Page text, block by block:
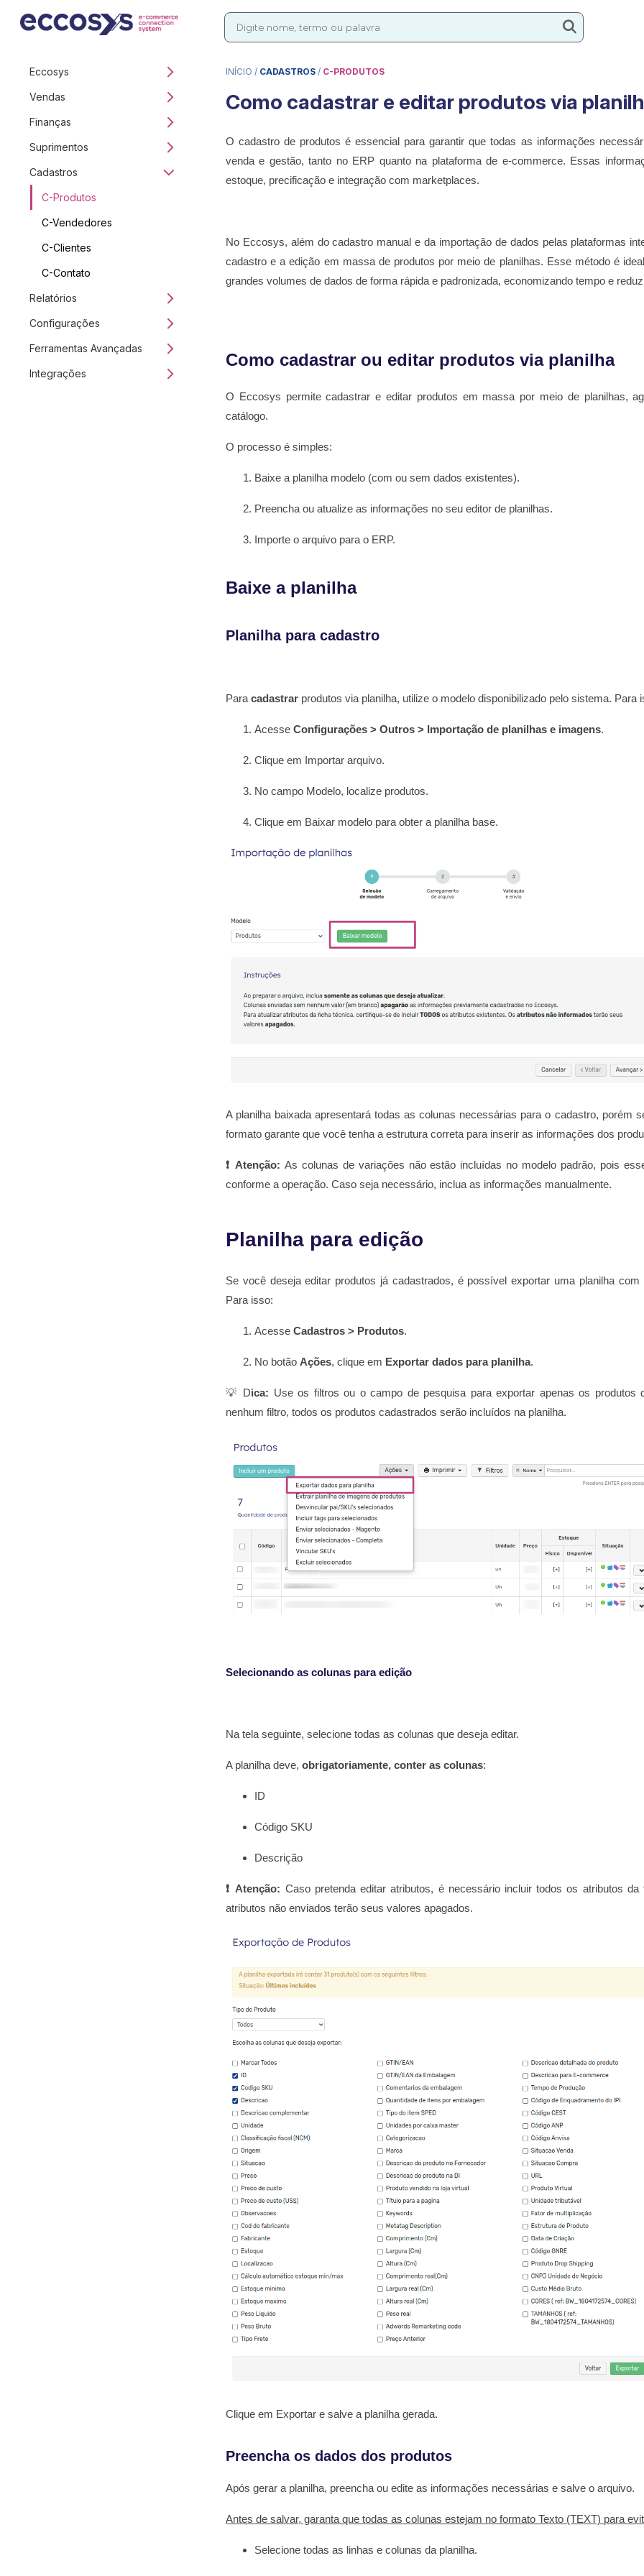
Eccosys
Vendas
Finanças
Suprimentos
Cadastros
C-Produtos
C-Vendedores
C-Clientes
C-Contato
Relatórios
Configurações
Ferramentas Avançadas
Integrações
INÍCIO / CADASTROS / C-PRODUTOS
Como cadastrar e editar produtos via
O cadastro de produtos é essencial para garantir que todas as informações
venda e gestão, tanto no ERP quanto na plataforma de e-commerce. Essas
estoque, precificação e integração com marketplaces.
No Eccosys, além do cadastro manual e da importação de dados pelas plataformas
cadastro e a edição em massa de produtos por meio de planilhas. Esse método é
grandes volumes de dados de forma rápida e padronizada, economizando tempo e
Como cadastrar ou editar produtos via planilha
O Eccosys permite cadastrar e editar produtos em massa por meio de planilhas,
catálogo.
O processo é simples:
Baixe a planilha modelo (com ou sem dados existentes).
Preencha ou atualize as informações no seu editor de planilhas.
Importe o arquivo para o ERP.
Baixe a planilha
Planilha para cadastro
Para cadastrar produtos via planilha, utilize o modelo disponibilizado pelo sistema. Para
Acesse Configurações > Outros > Importação de planilhas e imagens.
Clique em Importar arquivo.
No campo Modelo, localize produtos.
Clique em Baixar modelo para obter a planilha base.
A planilha baixada apresentará todas as colunas necessárias para o cadastro, porém
formato garante que você tenha a estrutura correta para inserir as informações dos
❗ Atenção: As colunas de variações não estão incluídas no modelo padrão, pois
conforme a operação. Caso seja necessário, inclua as informações manualmente.
Planilha para edição
Se você deseja editar produtos já cadastrados, é possível exportar uma planilha
Para isso:
Acesse Cadastros > Produtos.
No botão Ações, clique em Exportar dados para planilha.
💡 Dica: Use os filtros ou o campo de pesquisa para exportar apenas os produtos
nenhum filtro, todos os produtos cadastrados serão incluídos na planilha.
Selecionando as colunas para edição
Na tela seguinte, selecione todas as colunas que deseja editar.
A planilha deve, obrigatoriamente, conter as colunas:
ID
Código SKU
Descrição
❗ Atenção: Caso pretenda editar atributos, é necessário incluir todos os atributos
atributos não enviados terão seus valores apagados.
Clique em Exportar e salve a planilha gerada.
Preencha os dados dos produtos
Após gerar a planilha, preencha ou edite as informações necessárias e salve o arquivo.
Antes de salvar, garanta que todas as colunas estejam no formato Texto (TEXT) para
Selecione todas as linhas e colunas da planilha.